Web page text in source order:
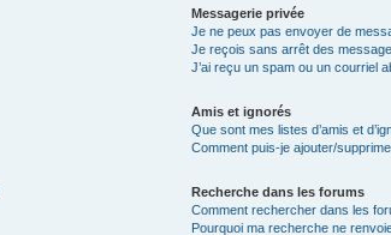
Messagerie privée
Je ne peux pas envoyer de
Je reçois sans arrêt des
J’ai reçu un spam ou un courriel
Amis et ignorés
Que sont mes listes d’amis et
Comment puis-je ajouter/
Recherche dans les forums
Comment rechercher dans les
Pourquoi ma recherche ne